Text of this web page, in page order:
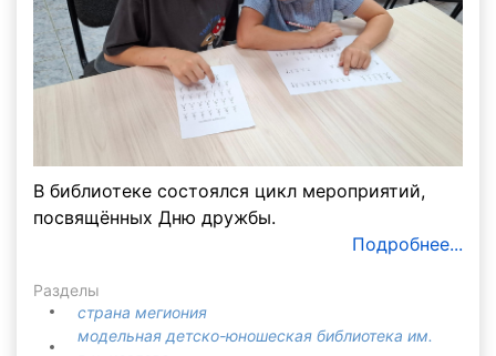
В библиотеке состоялся цикл мероприятий,
посвящённых Дню дружбы.
Подробнее...
Разделы
страна мегиония
модельная детско-юношеская библиотека им.